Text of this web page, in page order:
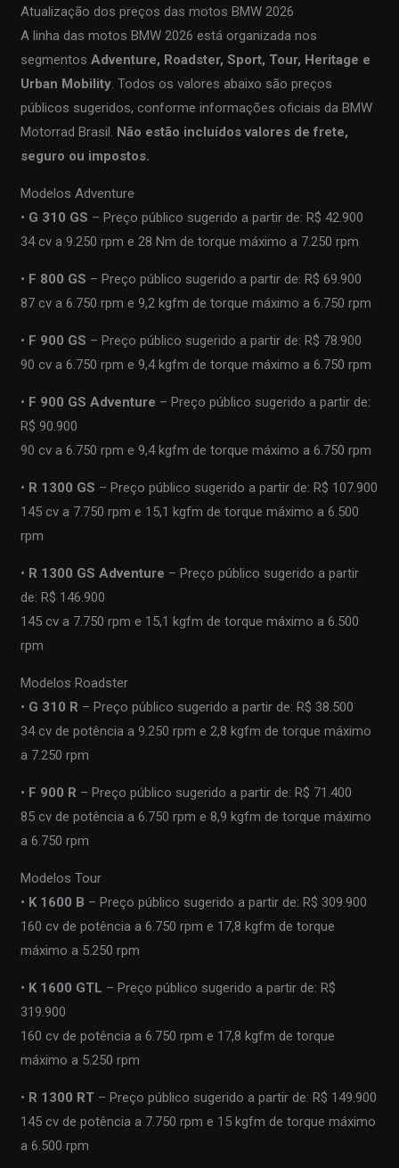
Atualização dos preços das motos BMW 2026
A linha das motos BMW 2026 está organizada nos
segmentosAdventure, Roadster, Sport, Tour, Heritage e
Urban Mobility. Todos os valores abaixo são preços
públicos sugeridos, conforme informações oficiais da BMW
Motorrad Brasil. Não estão incluídos valores de frete,
seguro ou impostos.
Modelos Adventure
• G 310 GS – Preço público sugerido a partir de: R$ 42.900
34 cv a 9.250 rpm e 28 Nm de torque máximo a 7.250 rpm
• F 800 GS – Preço público sugerido a partir de: R$ 69.900
87 cv a 6.750 rpm e 9,2 kgfm de torque máximo a 6.750 rpm
• F 900 GS – Preço público sugerido a partir de: R$ 78.900
90 cv a 6.750 rpm e 9,4 kgfm de torque máximo a 6.750 rpm
• F 900 GS Adventure – Preço público sugerido a partir de:
R$ 90.900
90 cv a 6.750 rpm e 9,4 kgfm de torque máximo a 6.750 rpm
• R 1300 GS – Preço público sugerido a partir de: R$ 107.900
145 cv a 7.750 rpm e 15,1 kgfm de torque máximo a 6.500
rpm
• R 1300 GS Adventure – Preço público sugerido a partir
de: R$ 146.900
145 cv a 7.750 rpm e 15,1 kgfm de torque máximo a 6.500
rpm
Modelos Roadster
• G 310 R – Preço público sugerido a partir de: R$ 38.500
34 cv de potência a 9.250 rpm e 2,8 kgfm de torque máximo
a 7.250 rpm
• F 900 R – Preço público sugerido a partir de: R$ 71.400
85 cv de potência a 6.750 rpm e 8,9 kgfm de torque máximo
a 6.750 rpm
Modelos Tour
• K 1600 B – Preço público sugerido a partir de: R$ 309.900
160 cv de potência a 6.750 rpm e 17,8 kgfm de torque
máximo a 5.250 rpm
• K 1600 GTL – Preço público sugerido a partir de: R$
319.900
160 cv de potência a 6.750 rpm e 17,8 kgfm de torque
máximo a 5.250 rpm
• R 1300 RT – Preço público sugerido a partir de: R$ 149.900
145 cv de potência a 7.750 rpm e 15 kgfm de torque máximo
a 6.500 rpm